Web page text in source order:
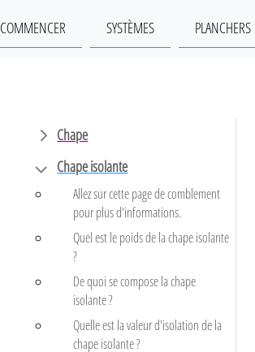
COMMENCER SYSTÈMES PLANCHERS
Chape
Chape isolante
Allez sur cette page de comblement
pour plus d'informations.
Quel est le poids de la chape isolante
?
De quoi se compose la chape
isolante ?
Quelle est la valeur d'isolation de la
chape isolante ?